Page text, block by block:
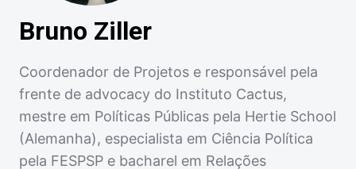
Bruno Ziller
Coordenador de Projetos e responsável pela
frente de advocacy do Instituto Cactus,
mestre em Políticas Públicas pela Hertie School
(Alemanha), especialista em Ciência Política
pela FESPSP e bacharel em Relações